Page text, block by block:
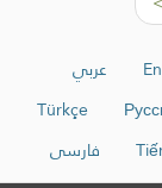
عربي
Türkçe
فارسی